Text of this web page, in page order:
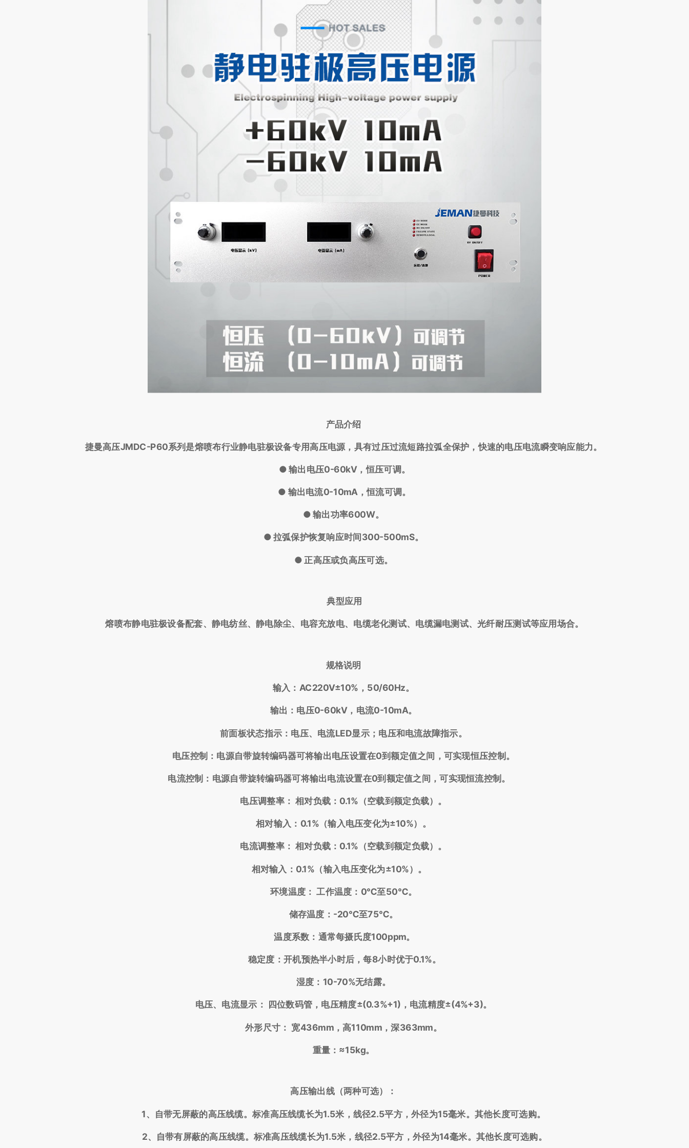
产品介绍
捷曼高压JMDC-P60系列是熔喷布行业静电驻极设备专用高压电源，具有过压过流短路拉弧全保护，快速的电压电流瞬变响应能力。
● 输出电压0-60kV，恒压可调。
● 输出电流0-10mA，恒流可调。
● 输出功率600W。
● 拉弧保护恢复响应时间300-500mS。
● 正高压或负高压可选。
典型应用
熔喷布静电驻极设备配套、静电纺丝、静电除尘、电容充放电、电缆老化测试、电缆漏电测试、光纤耐压测试等应用场合。
规格说明
输入：AC220V±10%，50/60Hz。
输出：电压0-60kV，电流0-10mA。
前面板状态指示：电压、电流LED显示；电压和电流故障指示。
电压控制：电源自带旋转编码器可将输出电压设置在0到额定值之间，可实现恒压控制。
电流控制：电源自带旋转编码器可将输出电流设置在0到额定值之间，可实现恒流控制。
电压调整率： 相对负载：0.1%（空载到额定负载）。
相对输入：0.1%（输入电压变化为±10%）。
电流调整率： 相对负载：0.1%（空载到额定负载）。
相对输入：0.1%（输入电压变化为±10%）。
环境温度： 工作温度：0℃至50℃。
储存温度：-20℃至75℃。
温度系数：通常每摄氏度100ppm。
稳定度：开机预热半小时后，每8小时优于0.1%。
湿度：10-70%无结露。
电压、电流显示： 四位数码管，电压精度±(0.3%+1)，电流精度±(4%+3)。
外形尺寸： 宽436mm，高110mm，深363mm。
重量：≈15kg。
高压输出线（两种可选）：
1、自带无屏蔽的高压线缆。标准高压线缆长为1.5米，线径2.5平方，外径为15毫米。其他长度可选购。
2、自带有屏蔽的高压线缆。标准高压线缆长为1.5米，线径2.5平方，外径为14毫米。其他长度可选购。